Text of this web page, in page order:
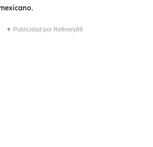
▼ Publicidad por Refinery89